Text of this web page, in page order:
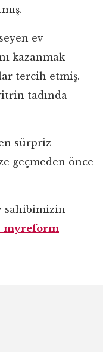
ev
kazanmak
tercih etmiş.
tadında
sürpriz
geçmeden önce
sahibimizin